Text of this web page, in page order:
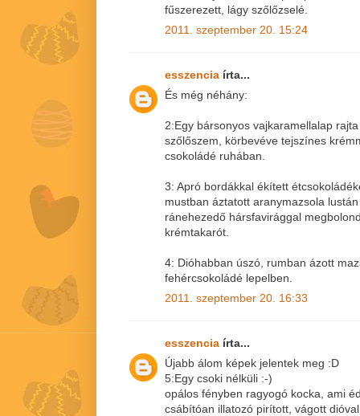
fűszerezett, lágy szőlőzselé.
2011. szeptember 20. 15:24
esszencia írta...
És még néhány:
2:Egy bársonyos vajkaramellalap
szőlőszem, körbevéve tejszínes
csokoládé ruhában.
3: Apró bordákkal ékített
mustban áztatott aranymazsola
ránehezedő hársfavirággal
krémtakarót.
4: Dióhabban úszó, rumban ázott
fehércsokoládé lepelben.
2011. szeptember 20. 16:33
esszencia írta...
Újabb álom képek jelentek meg :D
5:Egy csoki nélküli :-)
opálos fényben ragyogó kocka, ami
csábítóan illatozó pirított, vágott